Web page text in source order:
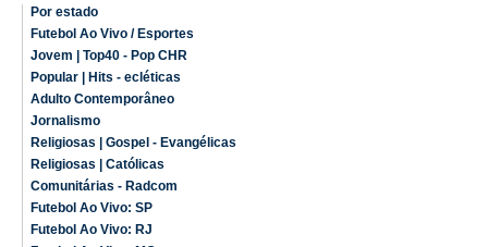
Por estado
Futebol Ao Vivo / Esportes
Jovem | Top40 - Pop CHR
Popular | Hits - ecléticas
Adulto Contemporâneo
Jornalismo
Religiosas | Gospel - Evangélicas
Religiosas | Católicas
Comunitárias - Radcom
Futebol Ao Vivo: SP
Futebol Ao Vivo: RJ